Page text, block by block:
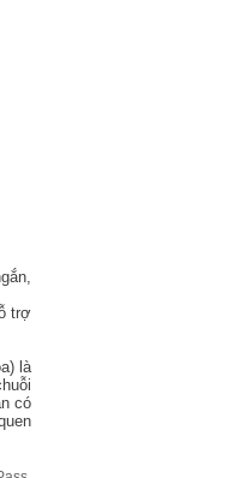
trợ
là
có